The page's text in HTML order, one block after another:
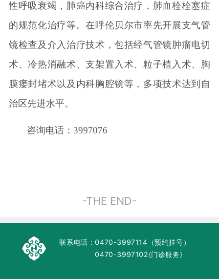
性呼吸衰竭，肺癌内科综合治疗，肺血栓栓塞症
的规范化治疗等。在呼伦贝尔市率先开展支气管
镜检查及介入治疗技术，包括经气管镜肿瘤电切
术、冷热消融术、支架置入术、粒子植入术、胸
膜瘘封堵术以及内科胸腔镜等， 多项技术达到自
治区先进水平。
咨询电话： 3997076
-THE END-
联系电话：0470-3997114（预约挂号）
0470-3997102(门诊服务)